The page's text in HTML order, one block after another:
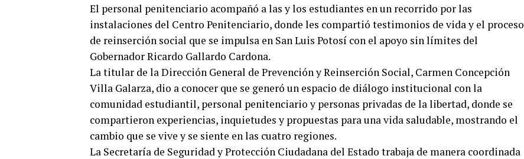
El personal penitenciario acompañó a las y los estudiantes en un recorrido por las
instalaciones del Centro Penitenciario, donde les compartió testimonios de vida y el proceso
de reinserción social que se impulsa en San Luis Potosí con el apoyo sin límites del
Gobernador Ricardo Gallardo Cardona.
La titular de la Dirección General de Prevención y Reinserción Social, Carmen Concepción
Villa Galarza, dio a conocer que se generó un espacio de diálogo institucional con la
comunidad estudiantil, personal penitenciario y personas privadas de la libertad, donde se
compartieron experiencias, inquietudes y propuestas para una vida saludable, mostrando el
cambio que se vive y se siente en las cuatro regiones.
La Secretaría de Seguridad y Protección Ciudadana del Estado trabaja de manera coordinada